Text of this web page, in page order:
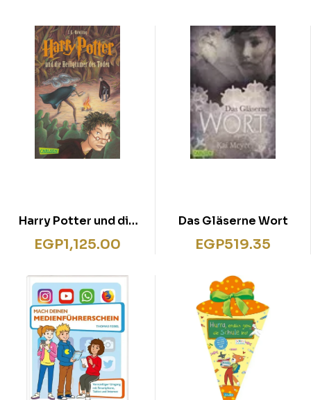
Harry Potter und die
Heiligtümer des Todes.
# 7
EGP1,125.00
Das Gläserne Wort
EGP519.35